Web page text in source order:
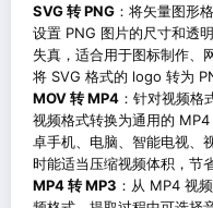
SVG 转 PNG ：将矢量图形
设置 PNG 图片的尺寸和透
失真，适合用于图标制作、
将 SVG 格式的 logo 转为
MOV 转 MP4 ：针对视频
视频格式转换为通用的
卓手机、电脑、智能电视、
时能适当压缩视频体积，节
MP4 转 MP3 ：从 MP4 视